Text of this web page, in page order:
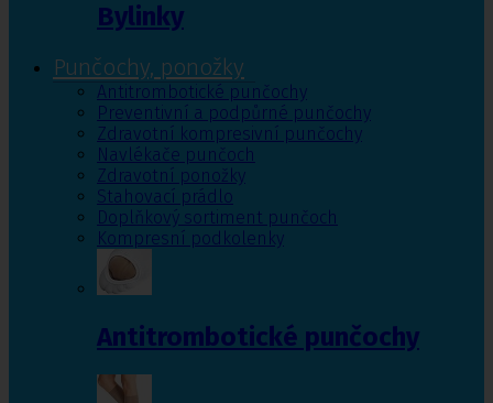
Bylinky
Punčochy, ponožky
Antitrombotické punčochy
Preventivní a podpůrné punčochy
Zdravotní kompresivní punčochy
Navlékače punčoch
Zdravotní ponožky
Stahovací prádlo
Doplňkový sortiment punčoch
Kompresní podkolenky
Antitrombotické punčochy